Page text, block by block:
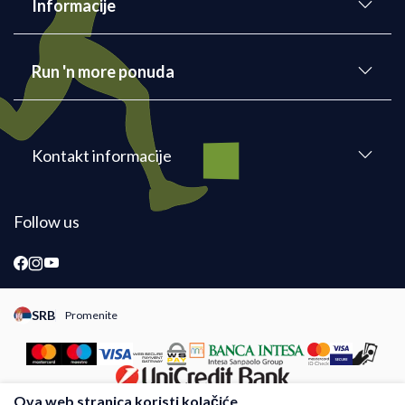
Informacije
Run 'n more ponuda
Kontakt informacije
Follow us
SRB Promenite
Promeni instancu sajta, posetite sajtove za druge zemlje
Ova web stranica koristi kolačiće